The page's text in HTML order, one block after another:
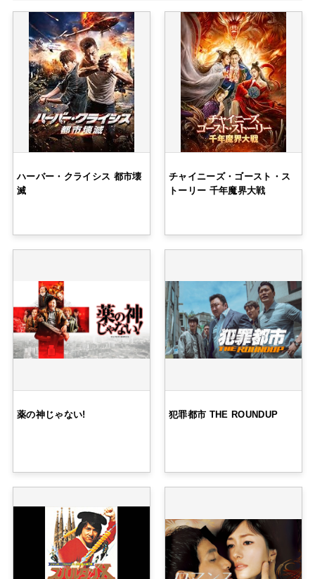
ハーバー・クライシス 都市壊
滅
チャイニーズ・ゴースト・ス
トーリー 千年魔界大戦
薬の神じゃない! 犯罪都市 THE ROUNDUP